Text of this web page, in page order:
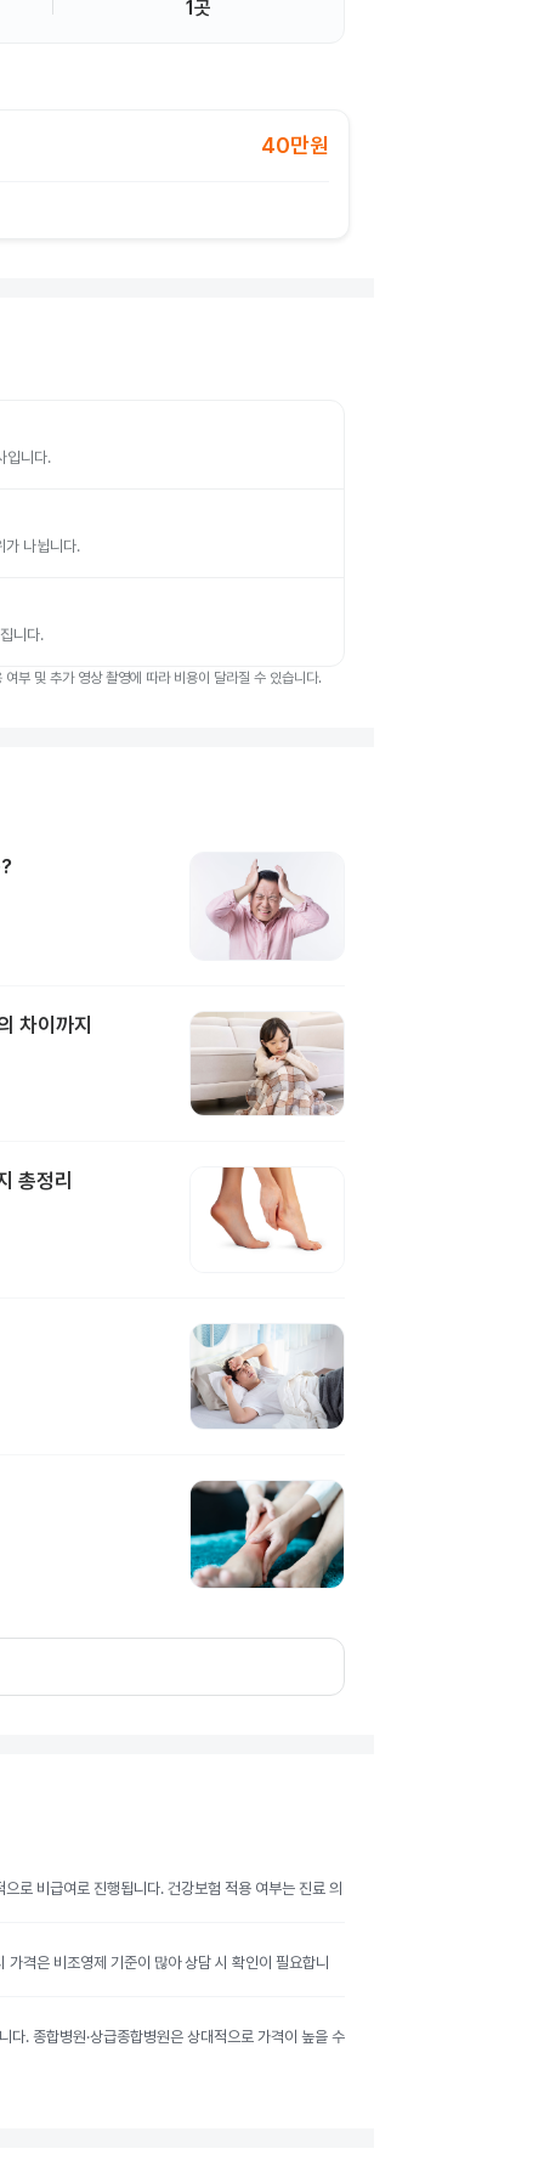
1곳
40만원
입니다.
가 나뉩니다.
니다.
부 및 추가 영상 촬영에 따라 비용이 달라질 수 있습니다.
차이까지
총정리
로 비급여로 진행됩니다. 건강보험 적용 여부는 진료 의
격은 비조영제 기준이 많아 상담 시 확인이 필요합니
. 종합병원·상급종합병원은 상대적으로 가격이 높을 수